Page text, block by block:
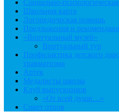
Социально-
Школьная карта
Логопедическая помощь
Предложения и
«Виртуальный музей»
Виртуальный тур
Профилактика детского
травматизма
Артек
Медалисты школы
Клуб выпускников
«От всей души…»
Совет отцов